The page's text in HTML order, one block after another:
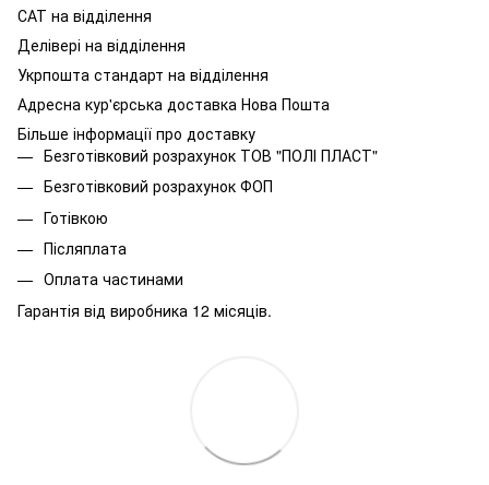
САТ на відділення
Делівері на відділення
Укрпошта стандарт на відділення
Адресна кур'єрська доставка Нова Пошта
Більше інформації про доставку
Безготівковий розрахунок ТОВ "ПОЛІ ПЛАСТ"
Безготівковий розрахунок ФОП
Готівкою
Післяплата
Оплата частинами
Гарантія від виробника 12 місяців.